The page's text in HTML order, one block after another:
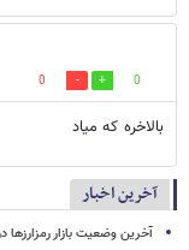
0
0
بالاخره که میاد
آخرین اخبار
آخرین وضعیت بازار رمزارزها در جهان/